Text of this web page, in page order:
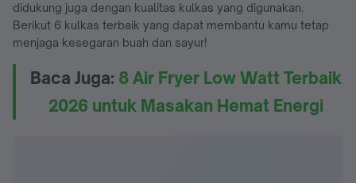
didukung juga dengan kualitas kulkas yang digunakan.
Berikut 6 kulkas terbaik yang dapat membantu kamu tetap
menjaga kesegaran buah dan sayur!
Baca Juga: 8 Air Fryer Low Watt Terbaik
2026 untuk Masakan Hemat Energi